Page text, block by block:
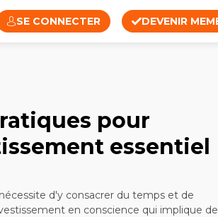
SE CONNECTER DEVENIR
pour
essentiel
d'y consacrer du temps et de
en conscience qui implique de